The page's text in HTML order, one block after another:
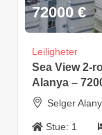
72000 €
Leiligheter
Sea View 2-
Alanya –
Selger
Stue: 1